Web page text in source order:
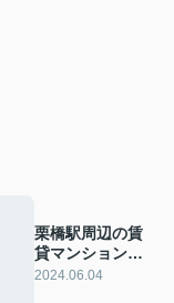
栗橋駅周辺の賃
貸マンションの
家賃相場は？
2024.06.04